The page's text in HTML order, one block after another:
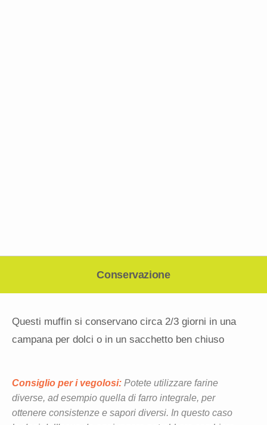
Conservazione
Questi muffin si conservano circa 2/3 giorni in una
campana per dolci o in un sacchetto ben chiuso
Consiglio per i vegolosi: Potete utilizzare farine
diverse, ad esempio quella di farro integrale, per
ottenere consistenze e sapori diversi. In questo caso